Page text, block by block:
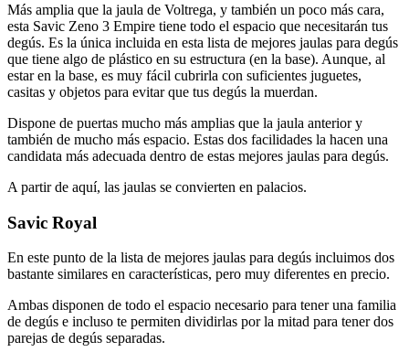
Más amplia que la jaula de Voltrega, y también un poco más cara,
esta Savic Zeno 3 Empire tiene todo el espacio que necesitarán tus
degús. Es la única incluida en esta lista de mejores jaulas para degús
que tiene algo de plástico en su estructura (en la base). Aunque, al
estar en la base, es muy fácil cubrirla con suficientes juguetes,
casitas y objetos para evitar que tus degús la muerdan.
Dispone de puertas mucho más amplias que la jaula anterior y
también de mucho más espacio. Estas dos facilidades la hacen una
candidata más adecuada dentro de estas mejores jaulas para degús.
A partir de aquí, las jaulas se convierten en palacios.
Savic Royal
En este punto de la lista de mejores jaulas para degús incluimos dos
bastante similares en características, pero muy diferentes en precio.
Ambas disponen de todo el espacio necesario para tener una familia
de degús e incluso te permiten dividirlas por la mitad para tener dos
parejas de degús separadas.